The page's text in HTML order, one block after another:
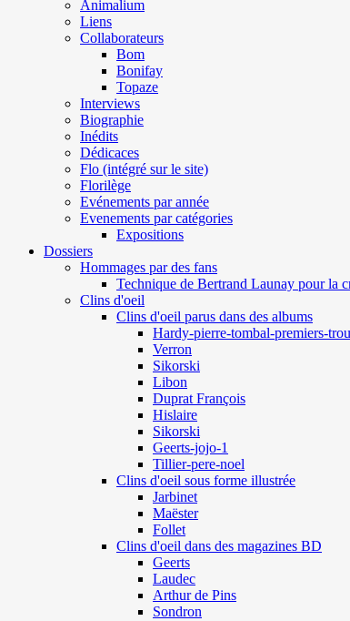
Animalium
Liens
Collaborateurs
Bom
Bonifay
Topaze
Interviews
Biographie
Inédits
Dédicaces
Flo (intégré sur le site)
Florilège
Evénements par année
Evenements par catégories
Expositions
Dossiers
Hommages par des fans
Technique de Bertrand Launay pour la
Clins d'oeil
Clins d'oeil parus dans des albums
Hardy-pierre-tombal-premiers-
Verron
Sikorski
Libon
Duprat François
Hislaire
Sikorski
Geerts-jojo-1
Tillier-pere-noel
Clins d'oeil sous forme illustrée
Jarbinet
Maëster
Follet
Clins d'oeil dans des magazines BD
Geerts
Laudec
Arthur de Pins
Sondron